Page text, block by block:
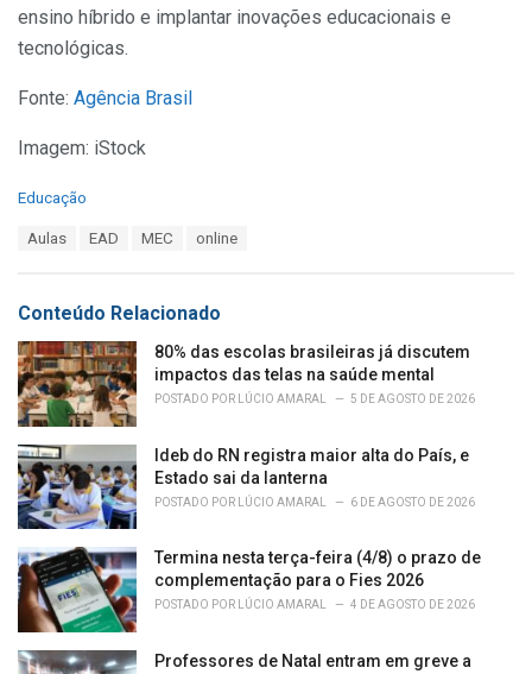
ensino híbrido e implantar inovações educacionais e
tecnológicas.
Fonte: Agência Brasil
Imagem: iStock
C
o
r
i
e
s
:
Educação
:
Aulas EAD MEC online
Conteúdo Relacionado
80% das escolas brasileiras já discutem
impactos das telas na saúde mental
POSTADO POR LÚCIO AMARAL 5 DE AGOSTO DE 2026
Ideb do RN registra maior alta do País, e
Estado sai da lanterna
POSTADO POR LÚCIO AMARAL 6 DE AGOSTO DE 2026
Termina nesta terça-feira (4/8) o prazo de
complementação para o Fies 2026
POSTADO POR LÚCIO AMARAL 4 DE AGOSTO DE 2026
Professores de Natal entram em greve a